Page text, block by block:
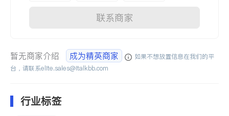
联系商家
暂无商家介绍 成为精英商家
如果不想放置信息在我们的平
台，请联系elite.sales@italkbb.com
行业标签